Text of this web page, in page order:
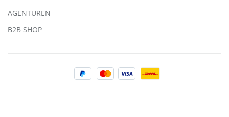
AGENTUREN
B2B SHOP